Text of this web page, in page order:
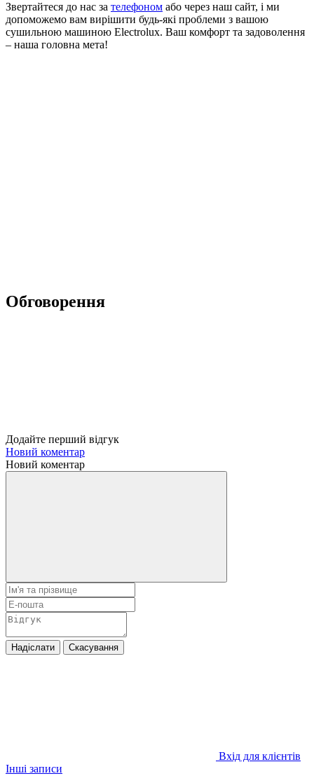
Звертайтеся до нас за телефоном або через наш сайт, і ми
допоможемо вам вирішити будь-які проблеми з вашою
сушильною машиною Electrolux. Ваш комфорт та задоволення
– наша головна мета!
Обговорення
Додайте перший відгук
Новий коментар
Новий коментар
Надіслати Скасування
Вхід для клієнтів
Інші записи